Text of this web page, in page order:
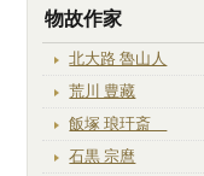
物故作家
北大路 魯山人
荒川 豊藏
飯塚 琅玕斎
石黒 宗麿